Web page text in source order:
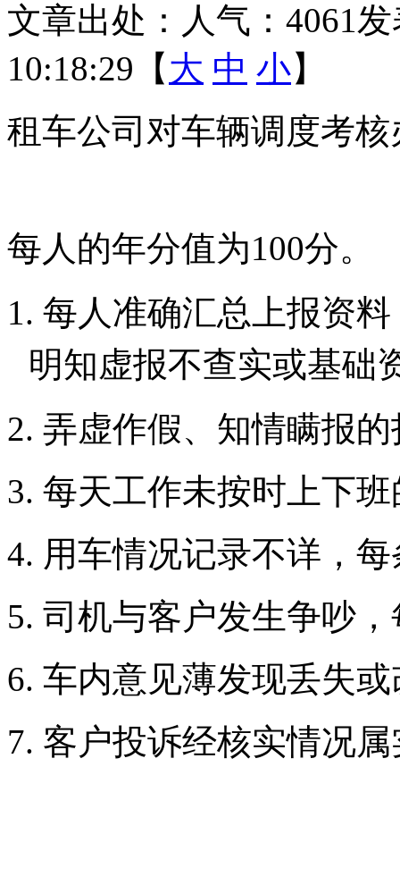
文章出处： 人气：4061发
10:18:29【 大 中 小】
租车公司对车辆调度考核
每人的年分值为100分。
1. 每人准确汇总上报资料
明知虚报不查实或基础
2. 弄虚作假、知情瞒报的
3. 每天工作未按时上下
4. 用车情况记录不详，
5. 司机与客户发生争吵
6. 车内意见薄发现丢失
7. 客户投诉经核实情况